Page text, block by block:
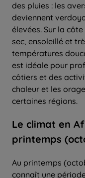
des pluies : les
deviennent
élevées. Sur la
sec, ensoleillé et
températures
est idéale pour
côtiers et des
chaleur et les
certaines régions.
Le climat en
printemps
Au printemps
connaît une